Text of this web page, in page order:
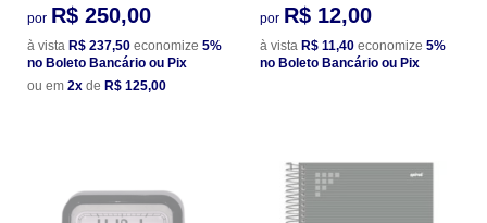
por R$ 250,00
à vista R$ 237,50 economize 5%
no Boleto Bancário ou Pix
ou em 2x de R$ 125,00
por R$ 12,00
à vista R$ 11,40 economize 5%
no Boleto Bancário ou Pix